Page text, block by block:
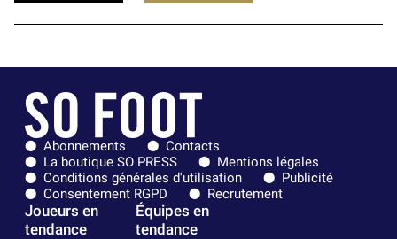
Abonnements
Contacts
La boutique SO PRESS
Mentions légales
Conditions générales d'utilisation
Publicité
Consentement RGPD
Recrutement
Joueurs en
tendance
Équipes en
tendance